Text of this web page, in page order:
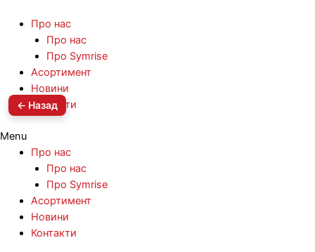
Про нас
Про нас
Про Symrise
Асортимент
Новини
Контакти
Menu
Про нас
Про нас
Про Symrise
Асортимент
Новини
Контакти
← Назад